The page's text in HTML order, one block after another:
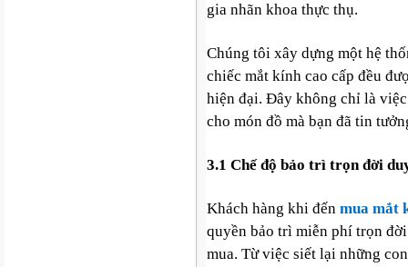
gia nhãn khoa thực thụ.
Chúng tôi xây dựng một hệ
chiếc mắt kính cao cấp đều
hiện đại. Đây không chỉ là
cho món đồ mà bạn đã tin
3.1 Chế độ bảo trì trọn đời
Khách hàng khi đến mua mắt
quyền bảo trì miễn phí trọn
mua. Từ việc siết lại những